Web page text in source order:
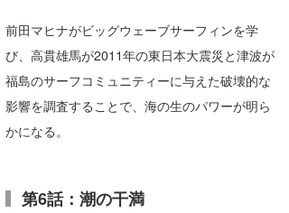
前田マヒナがビッグウェーブサーフィンを学
び、高貫雄馬が2011年の東日本大震災と津波が
福島のサーフコミュニティーに与えた破壊的な
影響を調査することで、海の生のパワーが明ら
かになる。
第6話：潮の干満